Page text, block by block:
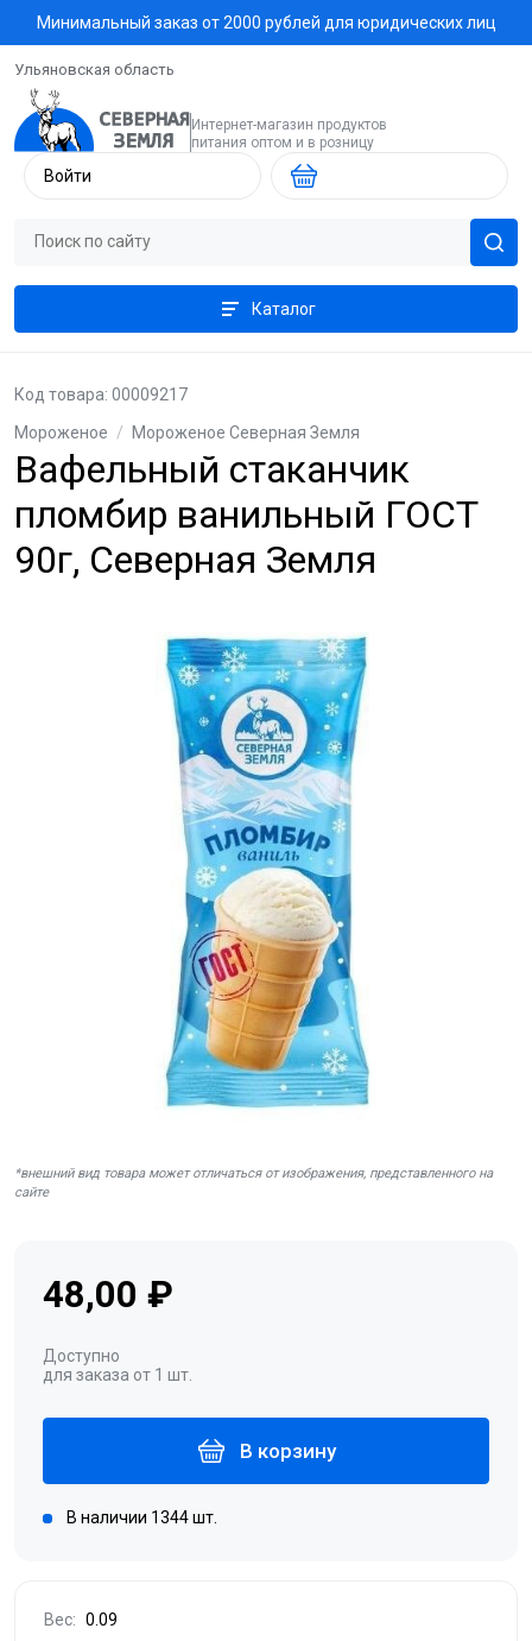
Минимальный заказ от 2000 рублей для юридических лиц
Ульяновская область
Интернет-магазин продуктов
питания оптом и в розницу
Войти
Каталог
Мороженое / Мороженое Северная Земля
Вафельный стаканчик
пломбир ванильный ГОСТ
90г, Северная Земля
Код товара: 00009217
*внешний вид товара может отличаться от изображения, представленного на
сайте
48,00 ₽
Доступно
для заказа от 1 шт.
В корзину
В наличии 1344 шт.
Вес: 0.09